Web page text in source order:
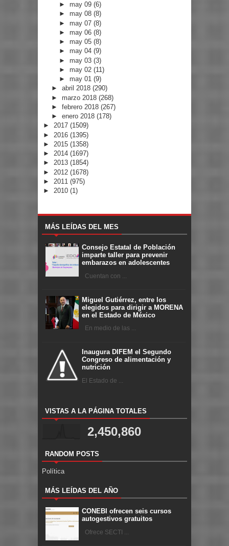
► may 09(6)
► may 08(8)
► may 07(8)
► may 06(8)
► may 05(8)
► may 04(9)
► may 03(3)
► may 02(11)
► may 01(9)
► abril 2018 (290)
► marzo 2018 (268)
► febrero 2018 (267)
► enero 2018 (178)
► 2017 (1509)
► 2016 (1395)
► 2015 (1358)
► 2014 (1697)
► 2013 (1854)
► 2012 (1678)
► 2011 (975)
► 2010 (1)
MÁS LEÍDAS DEL MES
Consejo Estatal de Población
imparte taller para prevenir
embarazos en adolescentes
Cuentan con ...
Miguel Gutiérrez, entre los
elegidos para dirigir a MORENA
en el Estado de México
En medio de las ...
Inaugura DIFEM el Segundo
Congreso de alimentación y
nutrición
El Estado de ...
VISTAS A LA PÁGINA TOTALES
2,450,860
RANDOM POSTS
Política
MÁS LEÍDAS DEL AÑO
CONEBI ofrecen seis cursos
autogestivos gratuitos
Ofrece SECTI ...